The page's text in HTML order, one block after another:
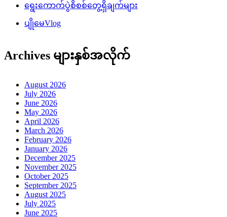
ရွေးကောက်ပွဲစိစစ်တွေ့ရှိချက်များ
ပျိုမေVlog
Archives များနှစ်အလိုက်
August 2026
July 2026
June 2026
May 2026
April 2026
March 2026
February 2026
January 2026
December 2025
November 2025
October 2025
September 2025
August 2025
July 2025
June 2025